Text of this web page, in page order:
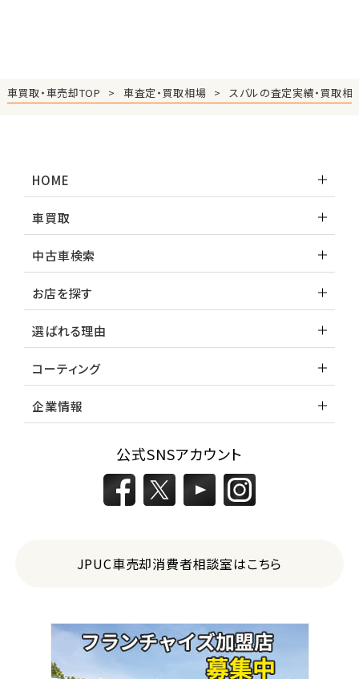
車買取・車売却TOP 車査定・買取相場 スバルの査定実績・買取相
HOME
車買取
中古車検索
お店を探す
選ばれる理由
コーティング
企業情報
公式SNSアカウント
JPUC車売却消費者相談室はこちら